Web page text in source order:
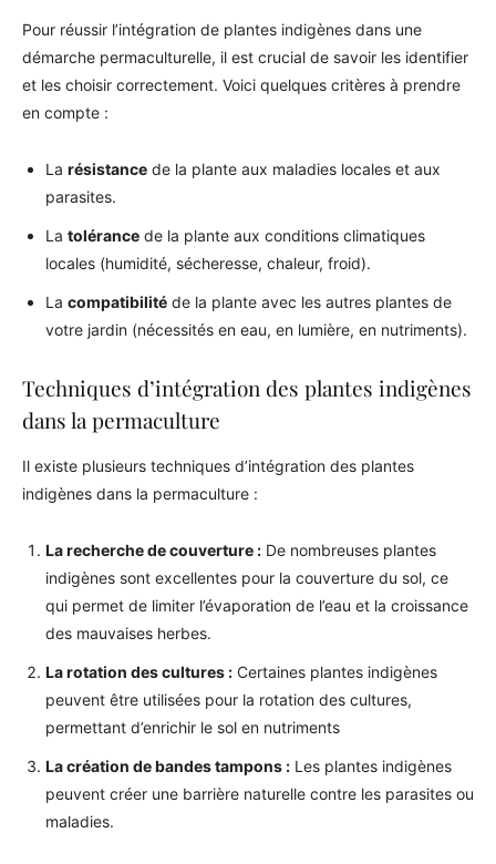
Pour réussir l’intégration de plantes indigènes dans une
démarche permaculturelle, il est crucial de savoir les identifier
et les choisir correctement. Voici quelques critères à prendre
en compte :
La résistance de la plante aux maladies locales et aux
parasites.
La tolérance de la plante aux conditions climatiques
locales (humidité, sécheresse, chaleur, froid).
La compatibilité de la plante avec les autres plantes de
votre jardin (nécessités en eau, en lumière, en nutriments).
Techniques d’intégration des plantes indigènes
dans la permaculture
Il existe plusieurs techniques d’intégration des plantes
indigènes dans la permaculture :
La recherche de couverture : De nombreuses plantes
indigènes sont excellentes pour la couverture du sol, ce
qui permet de limiter l’évaporation de l’eau et la croissance
des mauvaises herbes.
La rotation des cultures : Certaines plantes indigènes
peuvent être utilisées pour la rotation des cultures,
permettant d’enrichir le sol en nutriments
La création de bandes tampons : Les plantes indigènes
peuvent créer une barrière naturelle contre les parasites ou
maladies.